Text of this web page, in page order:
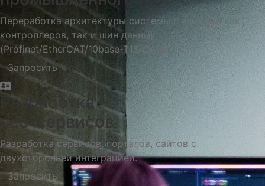
Переработка архитектуры системы с заменой как
контроллеров, так и шин данных
(Profinet/EtherCAT/10base-T1S/CAN).
Запросить
Разработка
веб-сервисов
Разработка сервисов, порталов, сайтов с
двухсторонней интеграцией.
Запросить